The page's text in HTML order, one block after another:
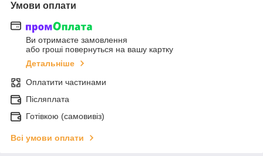
Умови оплати
Ви отримаєте замовлення
або гроші повернуться на вашу картку
Детальніше
Оплатити частинами
Післяплата
Готівкою (самовивіз)
Всі умови оплати